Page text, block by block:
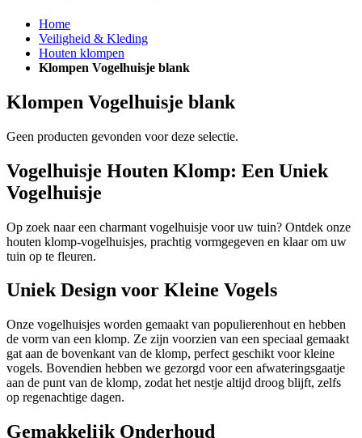
Home
Veiligheid & Kleding
Houten klompen
Klompen Vogelhuisje blank
Klompen Vogelhuisje blank
Geen producten gevonden voor deze selectie.
Vogelhuisje Houten Klomp: Een Uniek
Vogelhuisje
Op zoek naar een charmant vogelhuisje voor uw tuin? Ontdek onze
houten klomp-vogelhuisjes, prachtig vormgegeven en klaar om uw
tuin op te fleuren.
Uniek Design voor Kleine Vogels
Onze vogelhuisjes worden gemaakt van populierenhout en hebben
de vorm van een klomp. Ze zijn voorzien van een speciaal gemaakt
gat aan de bovenkant van de klomp, perfect geschikt voor kleine
vogels. Bovendien hebben we gezorgd voor een afwateringsgaatje
aan de punt van de klomp, zodat het nestje altijd droog blijft, zelfs
op regenachtige dagen.
Gemakkelijk Onderhoud